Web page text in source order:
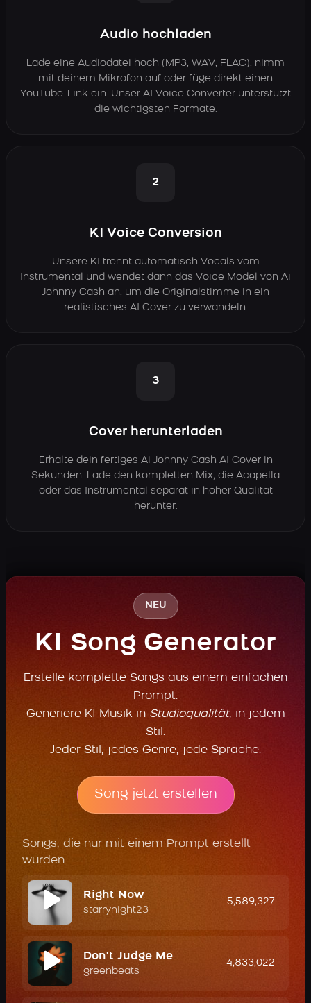
Audio hochladen
Lade eine Audiodatei hoch (MP3, WAV, FLAC), nimm
mit deinem Mikrofon auf oder füge direkt einen
YouTube-Link ein. Unser AI Voice Converter unterstützt
die wichtigsten Formate.
2
KI Voice Conversion
Unsere KI trennt automatisch Vocals vom
Instrumental und wendet dann das Voice Model von Ai
Johnny Cash an, um die Originalstimme in ein
realistisches AI Cover zu verwandeln.
3
Cover herunterladen
Erhalte dein fertiges Ai Johnny Cash AI Cover in
Sekunden. Lade den kompletten Mix, die Acapella
oder das Instrumental separat in hoher Qualität
herunter.
NEU
KI Song Generator
Erstelle komplette Songs aus einem einfachen
Prompt.
Generiere KI Musik in Studioqualität, in jedem
Stil.
Jeder Stil, jedes Genre, jede Sprache.
Song jetzt erstellen
Songs, die nur mit einem Prompt erstellt
wurden
Right Now
starrynight23
5,589,327
Don't Judge Me
greenbeats
4,833,022